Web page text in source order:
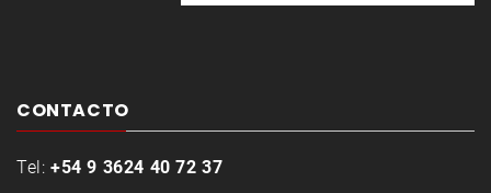
CONTACTO
Tel: +54 9 3624 40 72 37